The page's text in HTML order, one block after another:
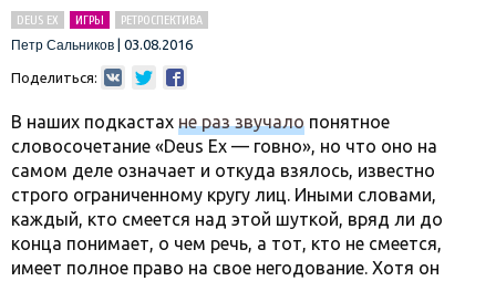
DEUS EX ИГРЫ
РЕТРОСПЕКТИВА
Петр Сальников
03.08.2016
Поделиться:
В наших подкастах не раз звучало понятное
словосочетание «Deus Ex — говно», но что оно на
самом деле означает и откуда взялось, известно
строго ограниченному кругу лиц. Иными словами,
каждый, кто смеется над этой шуткой, вряд ли до
конца понимает, о чем речь, а тот, кто не смеется,
имеет полное право на свое негодование. Хотя он